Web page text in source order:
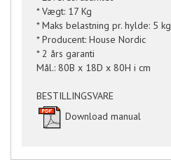
* Vægt: 17 Kg
* Maks belastning pr. hylde: 5 kg
* Producent: House Nordic
* 2 års garanti
Mål.: 80B x 18D x 80H i cm
BESTILLINGSVARE
Download manual